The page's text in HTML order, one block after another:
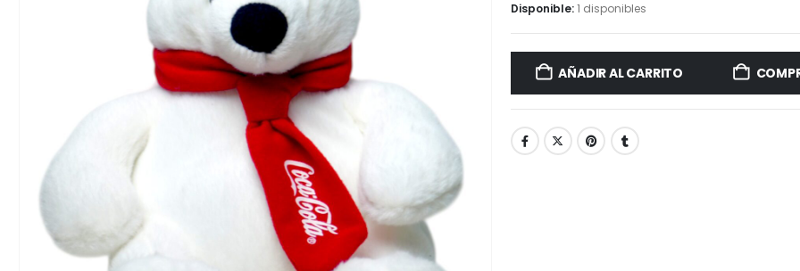
Disponible:1 disponibles
AÑADIR AL CARRITO